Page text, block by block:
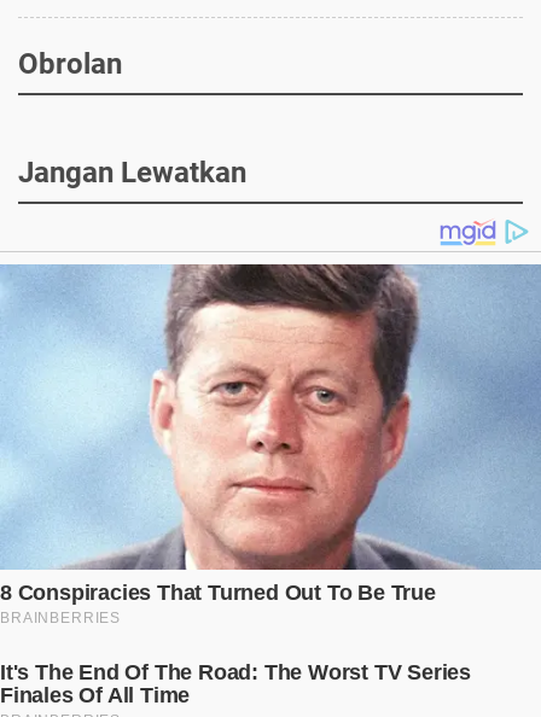
Obrolan
Jangan Lewatkan